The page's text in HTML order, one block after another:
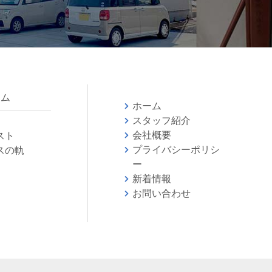
ト
の軌
ホーム
スタッフ紹介
会社概要
プライバシーポリシ
ー
新着情報
お問い合わせ